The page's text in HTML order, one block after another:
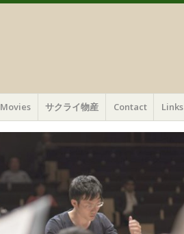
Movies サクライ物産 Contact Links